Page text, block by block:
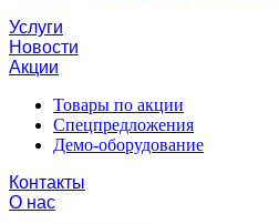
Услуги
Новости
Акции
Товары по акции
Спецпредложения
Демо-оборудование
Контакты
О нас